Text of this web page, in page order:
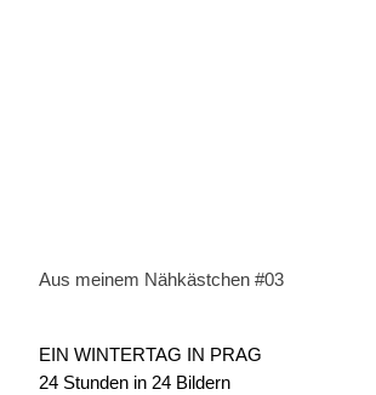
Aus meinem Nähkästchen #03
EIN WINTERTAG IN PRAG
24 Stunden in 24 Bildern